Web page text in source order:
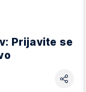
Prijavite se